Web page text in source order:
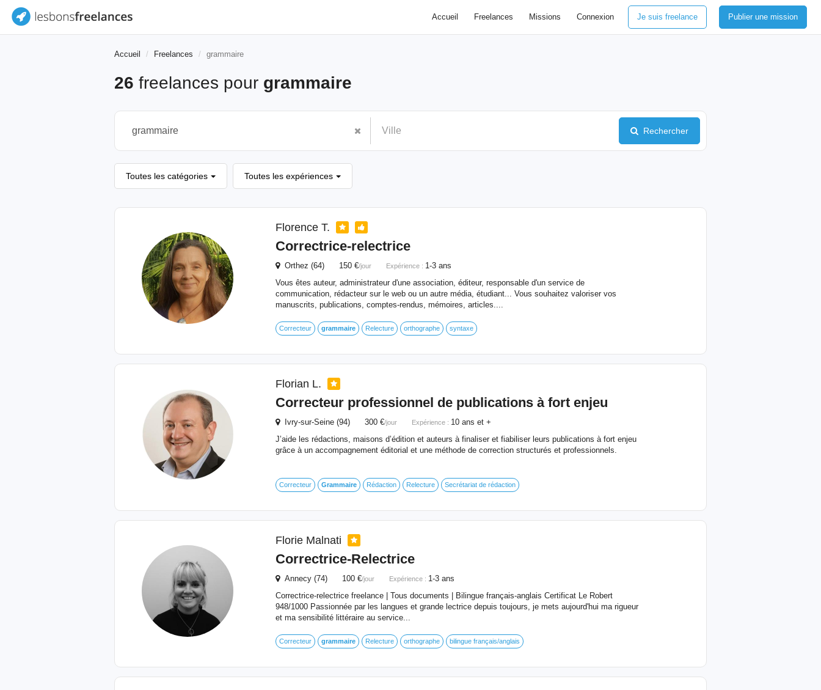
Accueil Freelances Missions Connexion Je suis freelance Publier une mission
Accueil Freelances grammaire
26 freelances pour grammaire
Rechercher
Toutes les catégories Toutes les expériences
Florence T.
Correctrice-relectrice
Orthez (64) 150 €/jour Expérience : 1-3 ans
Vous êtes auteur, administrateur d'une association, éditeur, responsable d'un service de
communication, rédacteur sur le web ou un autre média, étudiant... Vous souhaitez valoriser vos
manuscrits, publications, comptes-rendus, mémoires, articles....
Correcteur grammaire Relecture orthographe syntaxe
Florian L.
Correcteur professionnel de publications à fort enjeu
Ivry-sur-Seine (94) 300 €/jour Expérience : 10 ans et +
J’aide les rédactions, maisons d’édition et auteurs à finaliser et fiabiliser leurs publications à fort enjeu
grâce à un accompagnement éditorial et une méthode de correction structurés et professionnels.
Correcteur Grammaire Rédaction Relecture Secrétariat de rédaction
Florie Malnati
Correctrice-Relectrice
Annecy (74) 100 €/jour Expérience : 1-3 ans
Correctrice-relectrice freelance | Tous documents | Bilingue français-anglais Certificat Le Robert
948/1000 Passionnée par les langues et grande lectrice depuis toujours, je mets aujourd'hui ma rigueur
et ma sensibilité littéraire au service...
Correcteur grammaire Relecture orthographe bilingue français/anglais